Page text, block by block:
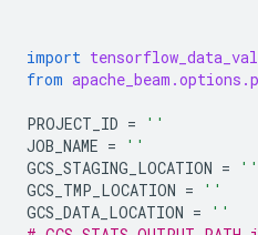
import
from
PROJECT_ID =
''
JOB_NAME =
''
GCS_STAGING_LOCATION =
''
GCS_TMP_LOCATION =
''
GCS_DATA_LOCATION =
''